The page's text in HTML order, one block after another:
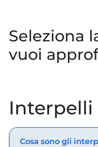
Seleziona
vuoi
Interpelli
Cosa sono gli